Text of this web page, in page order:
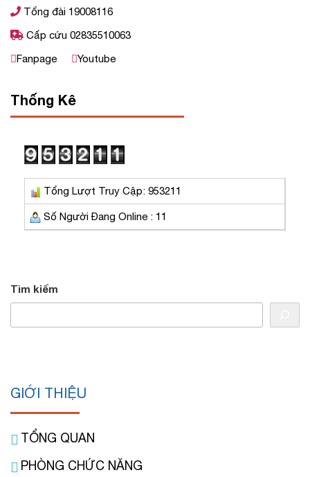
Tổng đài 19008116
Cấp cứu 02835510063
Fanpage
Youtube
Thống Kê
Tổng Lượt Truy Cập: 953211
Số Người Đang Online : 11
Tìm kiếm
GIỚI THIỆU
TỔNG QUAN
PHÒNG CHỨC NĂNG